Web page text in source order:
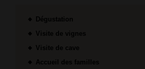
Dégustation
Visite de vignes
Visite de cave
Accueil des familles